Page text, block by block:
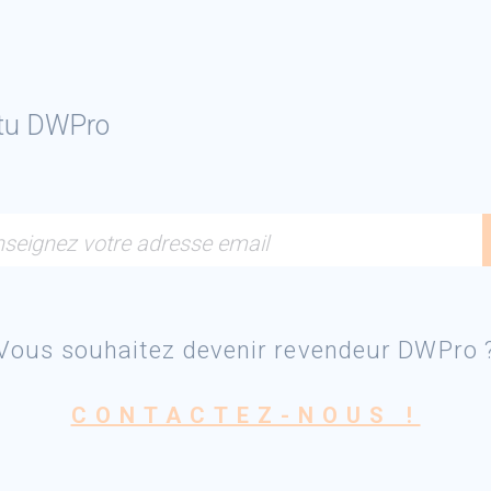
DWPro
votre adresse email
souhaitez devenir revendeur DWPro
CONTACTEZ-NOUS !